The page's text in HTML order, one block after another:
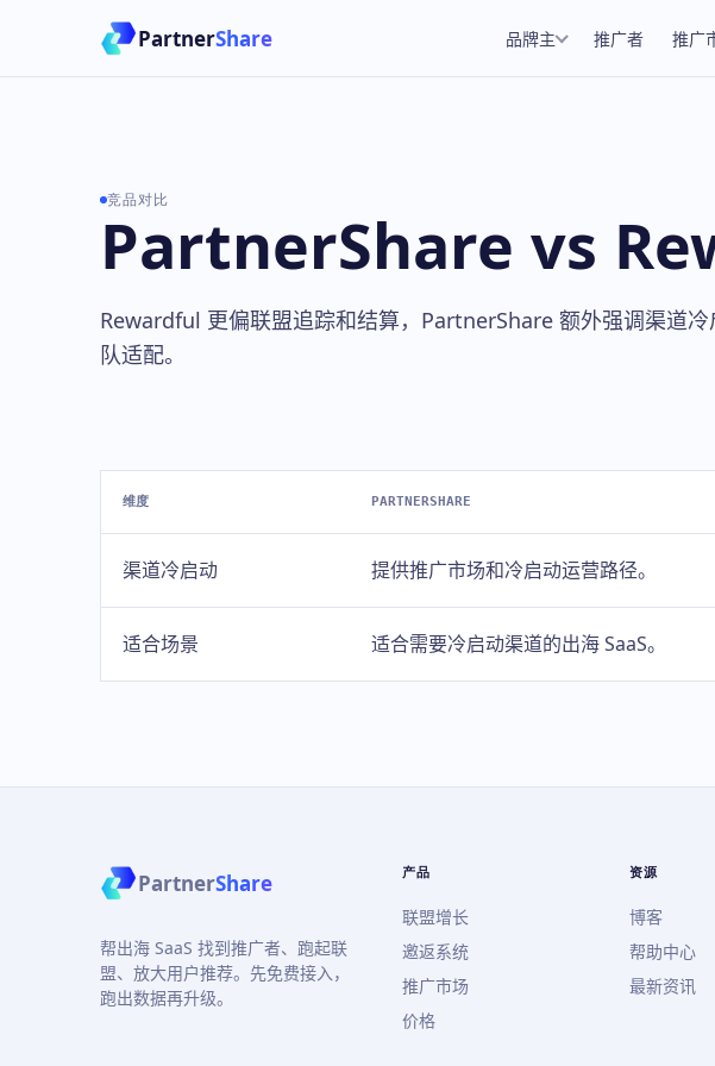
PartnerShare 品牌主 推广者 推广
竞品对比
PartnerShare vs
Rewardful 更偏联盟追踪和结算，PartnerShare 额外强调渠道
队适配。
维度 PARTNERSHARE
渠道冷启动 提供推广市场和冷启动运营路径。
适合场景 适合需要冷启动渠道的出海 SaaS。
PartnerShare
帮出海 SaaS 找到推广者、跑起联
盟、放大用户推荐。先免费接入，
跑出数据再升级。
产品
联盟增长
邀返系统
推广市场
价格
资源
博客
帮助中心
最新资讯